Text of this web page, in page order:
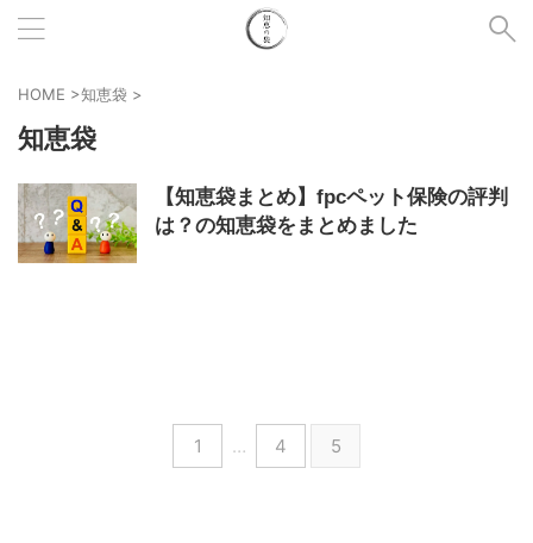
HOME >知恵袋 >
知恵袋
【知恵袋まとめ】fpcペット保険の評判
は？の知恵袋をまとめました
1 … 4 5